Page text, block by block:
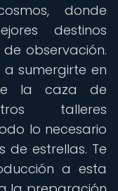
donde
destinos
observación.
a sumergirte en
la caza de
talleres
lo necesario
de estrellas. Te
a esta